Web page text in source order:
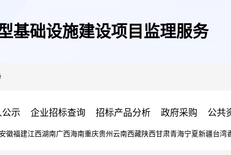
基础设施建设项目监理服务
示 企业招标查询 招标产品分析 政府采购 公共
安徽福建江西湖南广西海南重庆贵州 云南西藏陕西甘肃青海宁夏新疆台湾